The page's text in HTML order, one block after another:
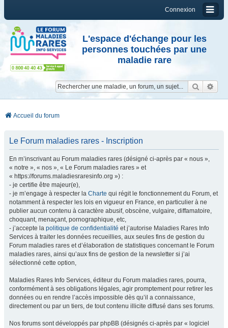
Connexion
L'espace d'échange pour les
personnes touchées par une
maladie rare
Accueil du forum
Le Forum maladies rares - Inscription
En m’inscrivant au Forum maladies rares (désigné ci-après par « nous »,
« notre », « nos », « Le Forum maladies rares » et
« https://forums.maladiesraresinfo.org ») :
- je certifie être majeur(e),
- je m’engage à respecter la Charte qui régit le fonctionnement du Forum, et
notamment à respecter les lois en vigueur en France, en particulier à ne
publier aucun contenu à caractère abusif, obscène, vulgaire, diffamatoire,
choquant, menaçant, pornographique, etc,
- j’accepte la politique de confidentialité et j’autorise Maladies Rares Info
Services à traiter les données recueillies, aux seules fins de gestion du
Forum maladies rares et d’élaboration de statistiques concernant le Forum
maladies rares, ainsi qu’aux fins de gestion de la newsletter si j’ai
sélectionné cette option,
Maladies Rares Info Services, éditeur du Forum maladies rares, pourra,
conformément à ses obligations légales, agir promptement pour retirer les
données ou en rendre l’accès impossible dès qu’il a connaissance,
directement ou par un tiers, de tout contenu illicite diffusé dans ses forums.
Nos forums sont développés par phpBB (désignés ci-après par « logiciel